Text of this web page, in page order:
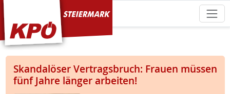
KPÖ Steiermark
Skandalöser Vertragsbruch: Frauen müssen
fünf Jahre länger arbeiten!